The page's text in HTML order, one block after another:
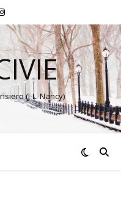
(J-L. Nancy)